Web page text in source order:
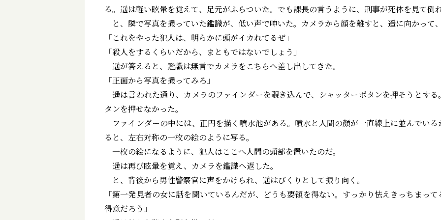
る。遥は軽い眩暈を覚えて、足元がふらついた。でも課長の言うように、刑事が死体を見て倒
と、隣で写真を撮っていた鑑識が、低い声で呻いた。カメラから顔を離すと、遥に向かって
「これをやった犯人は、明らかに頭がイカれてるぜ」
「殺人をするくらいだから、まともではないでしょう」
遥が答えると、鑑識は無言でカメラをこちらへ差し出してきた。
「正面から写真を撮ってみろ」
遥は言われた通り、カメラのファインダーを覗き込んで、シャッターボタンを押そうとす
タンを押せなかった。
ファインダーの中には、正円を描く噴水池がある。噴水と人間の顔が一直線上に並んでい
ると、左右対称の一枚の絵のように写る。
一枚の絵になるように、犯人はここへ人間の頭部を置いたのだ。
遥は再び眩暈を覚え、カメラを鑑識へ返した。
と、背後から男性警察官に声をかけられ、遥はびくりとして振り向く。
「第一発見者の女に話を聞いているんだが、どうも要領を得ない。すっかり怯えきっちまっ
得意だろう」